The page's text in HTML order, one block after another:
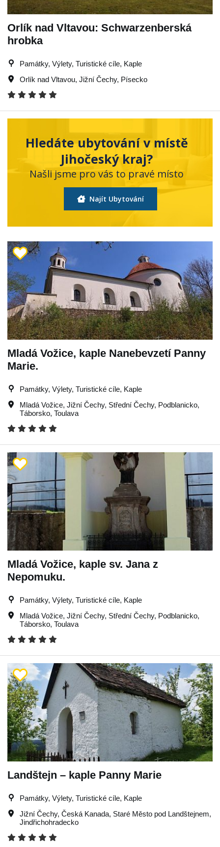
Orlík nad Vltavou: Schwarzenberská
hrobka
Památky, Výlety, Turistické cíle, Kaple
Orlík nad Vltavou, Jižní Čechy, Písecko
Hledáte ubytování v místě
Jihočeský kraj?
Našli jsme pro vás to pravé místo
Najít Ubytování
Mladá Vožice, kaple Nanebevzetí Panny
Marie.
Památky, Výlety, Turistické cíle, Kaple
Mladá Vožice, Jižní Čechy, Střední Čechy, Podblanicko,
Táborsko, Toulava
Mladá Vožice, kaple sv. Jana z
Nepomuku.
Památky, Výlety, Turistické cíle, Kaple
Mladá Vožice, Jižní Čechy, Střední Čechy, Podblanicko,
Táborsko, Toulava
Landštejn – kaple Panny Marie
Památky, Výlety, Turistické cíle, Kaple
Jižní Čechy, Česká Kanada, Staré Město pod Landštejnem,
Jindřichohradecko